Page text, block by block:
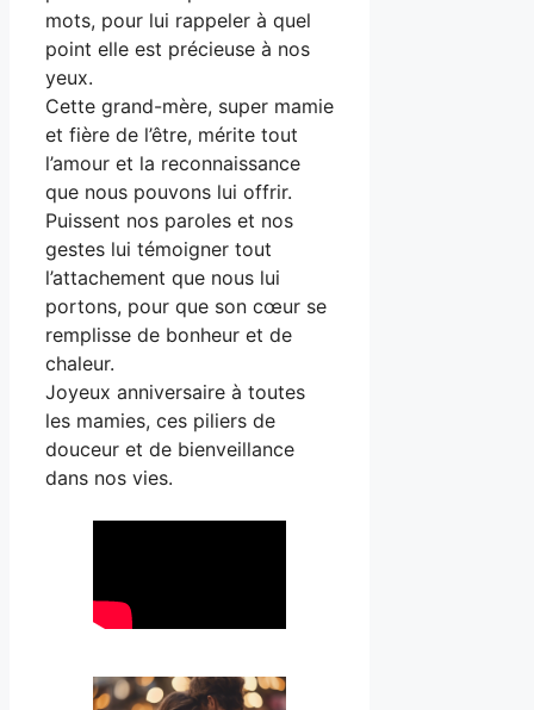
mots, pour lui rappeler à quel
point elle est précieuse à nos
yeux.
Cette grand-mère, super mamie
et fière de l’être, mérite tout
l’amour et la reconnaissance
que nous pouvons lui offrir.
Puissent nos paroles et nos
gestes lui témoigner tout
l’attachement que nous lui
portons, pour que son cœur se
remplisse de bonheur et de
chaleur.
Joyeux anniversaire à toutes
les mamies, ces piliers de
douceur et de bienveillance
dans nos vies.